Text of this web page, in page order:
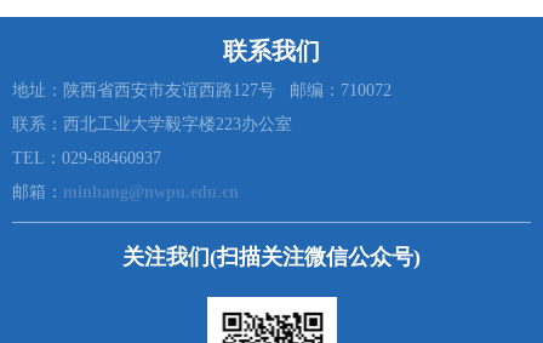
联系我们
地址：陕西省西安市友谊西路127号 邮编：710072
联系：西北工业大学毅字楼223办公室
TEL：029-88460937
邮箱： minhang@nwpu.edu.cn
关注我们(扫描关注微信公众号)